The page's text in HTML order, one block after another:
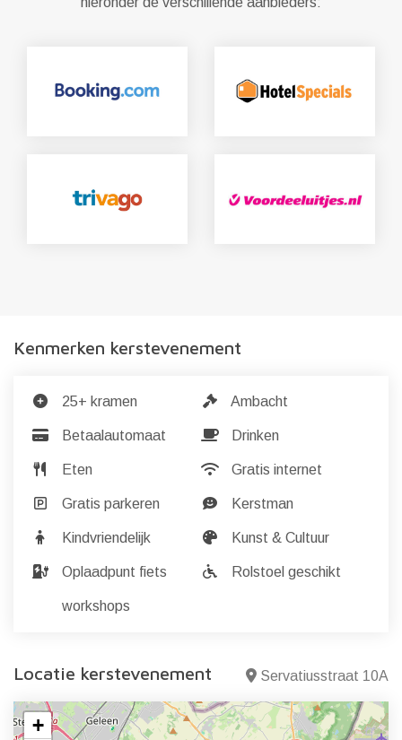
Kenmerken kerstevenement
25+ kramen Ambacht
Betaalautomaat Drinken
Eten Gratis internet
Gratis parkeren Kerstman
Kindvriendelijk Kunst & Cultuur
Oplaadpunt fiets Rolstoel geschikt
workshops
Locatie kerstevenement Servatiusstraat 10A
+